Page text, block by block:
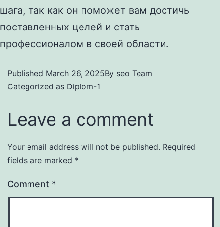
шага, так как он поможет вам достичь
поставленных целей и стать
профессионалом в своей области.
Published March 26, 2025By seo Team
Categorized as Diplom-1
Leave a comment
Your email address will not be published. Required
fields are marked *
Comment *